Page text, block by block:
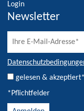
Login
Newsletter
gelesen & akzeptiert*
*Pflichtfelder